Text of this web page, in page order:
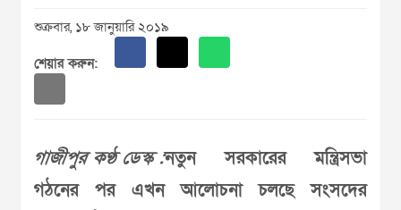
শুক্রবার, ১৮ জানুয়ারি ২০১৯
শেয়ার করুন:
গাজীপুর কণ্ঠ ডেস্ক :নতুন সরকারের মন্ত্রিসভা
গঠনের পর এখন আলোচনা চলছে সংসদের